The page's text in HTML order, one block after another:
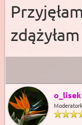
o_lisek